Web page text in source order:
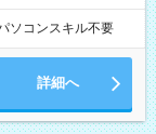
ソコンスキル不要
詳細へ